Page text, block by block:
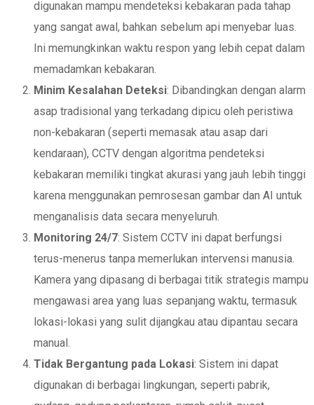
digunakan mampu mendeteksi kebakaran pada tahap
yang sangat awal, bahkan sebelum api menyebar luas.
Ini memungkinkan waktu respon yang lebih cepat dalam
memadamkan kebakaran.
Minim Kesalahan Deteksi: Dibandingkan dengan alarm
asap tradisional yang terkadang dipicu oleh peristiwa
non-kebakaran (seperti memasak atau asap dari
kendaraan), CCTV dengan algoritma pendeteksi
kebakaran memiliki tingkat akurasi yang jauh lebih tinggi
karena menggunakan pemrosesan gambar dan AI untuk
menganalisis data secara menyeluruh.
Monitoring 24/7: Sistem CCTV ini dapat berfungsi
terus-menerus tanpa memerlukan intervensi manusia.
Kamera yang dipasang di berbagai titik strategis mampu
mengawasi area yang luas sepanjang waktu, termasuk
lokasi-lokasi yang sulit dijangkau atau dipantau secara
manual.
Tidak Bergantung pada Lokasi: Sistem ini dapat
digunakan di berbagai lingkungan, seperti pabrik,